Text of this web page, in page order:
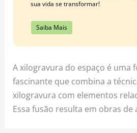
sua vida se transformar!
Saiba Mais
A xilogravura do espaço é uma
fascinante que combina a
xilogravura com elementos
Essa fusão resulta em obras de